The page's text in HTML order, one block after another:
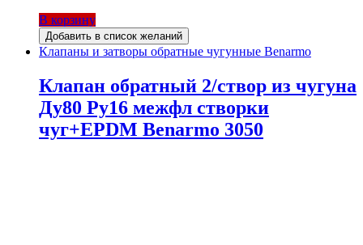
В корзину
Добавить в список желаний
Клапаны и затворы обратные чугунные Benarmo
Клапан обратный 2/створ из чугуна
Ду80 Ру16 межфл створки
чуг+EPDM Benarmo 3050